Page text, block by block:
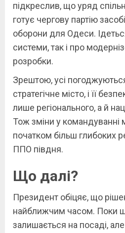
підкреслив, що уряд
готує чергову партію
оборони для Одеси.
системи, так і про
розробки.
Зрештою, усі
стратегічне місто, і її
лише регіонального, а й
Тож зміни у командуванні
початком більш глибоких
ППО півдня.
Що далі?
Президент обіцяє, що
найближчим часом. Поки
залишається на посаді,